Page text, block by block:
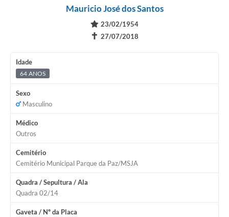
Mauricio José dos Santos
23/02/1954
✝ 27/07/2018
Idade
64 ANOS
Sexo
Masculino
Médico
Outros
Cemitério
Cemitério Municipal Parque da Paz/MSJA
Quadra / Sepultura / Ala
Quadra 02/14
Gaveta / Nº da Placa